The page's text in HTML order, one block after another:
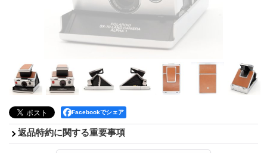
Facebookでシェア
返品特約に関する重要事項